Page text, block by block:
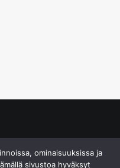
ominaisuuksissa ja
sivustoa hyväksyt